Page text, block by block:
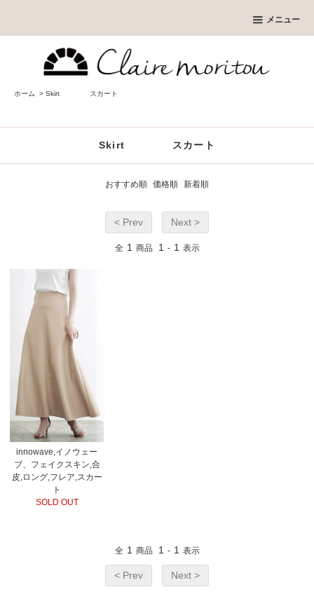
メニュー
ホーム > Skirt スカート
Skirt スカート
おすすめ順 価格順 新着順
< Prev Next >
全 1 商品 1 - 1 表示
innowave,イノウェー
ブ、フェイクスキン,合
皮,ロング,フレア,スカー
ト
SOLD OUT
全 1 商品 1 - 1 表示
< Prev Next >